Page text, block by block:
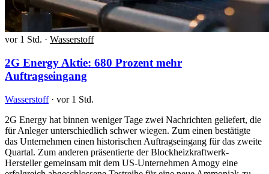
vor 1 Std. · Wasserstoff
2G Energy Aktie: 680 Prozent mehr
Auftragseingang
Wasserstoff · vor 1 Std.
2G Energy hat binnen weniger Tage zwei Nachrichten geliefert, die
für Anleger unterschiedlich schwer wiegen. Zum einen bestätigte
das Unternehmen einen historischen Auftragseingang für das zweite
Quartal. Zum anderen präsentierte der Blockheizkraftwerk-
Hersteller gemeinsam mit dem US-Unternehmen Amogy eine